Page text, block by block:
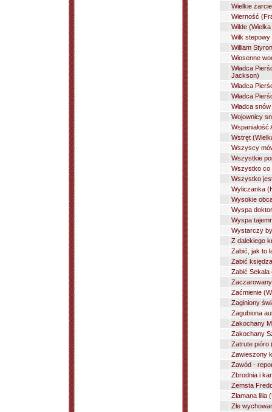
Wielkie
Wierność
Wilde
Wilk
William
Wiosenne
Władca
Jackson)
Władca
Władca
Władca
Wojownicy
Wstręt
Wszyscy
Wszystkie
Wszystko co
Wszystko
Wyliczanka
Wysokie
Wyspa
Wyspa
Wystarczy
Z dalekiego
Zabić, jak to
Zabić
Zabić Sekala
Zaćmienie
Zaginiony
Zagubiona
Zakochany
Zakochany
Zatrute pióro
Zawieszony
Zawód -
Zbrodnia i
Zemsta
Złamana lilia
Złe